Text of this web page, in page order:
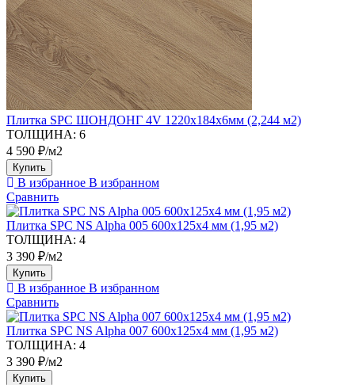
Плитка SPC ШОНДОНГ 4V 1220х184х6мм (2,244 м2)
ТОЛЩИНА: 6
4 590 ₽/м2
Купить
В избранное В избранном
Сравнить
Плитка SPC NS Alpha 005 600х125х4 мм (1,95 м2)
ТОЛЩИНА: 4
3 390 ₽/м2
Купить
В избранное В избранном
Сравнить
Плитка SPC NS Alpha 007 600х125х4 мм (1,95 м2)
ТОЛЩИНА: 4
3 390 ₽/м2
Купить